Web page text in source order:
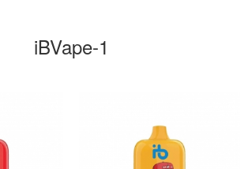
iBVape-1